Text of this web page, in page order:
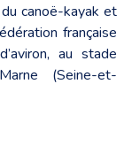
canoë-kayak et
française
au stade
(Seine-et-